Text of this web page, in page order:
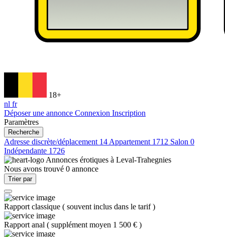
18+
nl fr
Déposer une annonce Connexion Inscription
Paramètres
Recherche
Adresse discrète/déplacement 14 Appartement 1712 Salon 0
Indépendante 1726
Annonces érotiques à Leval-Trahegnies
Nous avons trouvé 0 annonce
Trier par
Rapport classique ( souvent inclus dans le tarif)
Rapport anal ( supplément moyen 1 500 € )